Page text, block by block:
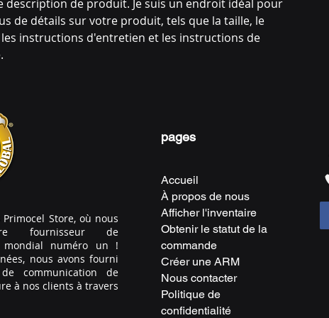
description de produit. Je suis un endroit idéal pour
de détails sur votre produit, tels que la taille, le
instructions d'entretien et les instructions de
Store, où nous
fournisseur de
mondial numéro un !
nous avons fourni
communication de
à nos clients à travers
pages
Accueil
À propos de nous
Afficher l'inventaire
Obtenir le statut de la
commande
Créer une ARM
Nous contacter
Politique de
confidentialité